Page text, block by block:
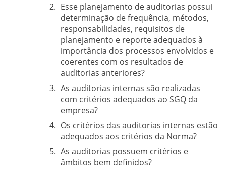
Esse planejamento de auditorias possui
determinação de frequência, métodos,
responsabilidades, requisitos de
planejamento e reporte adequados à
importância dos processos envolvidos e
coerentes com os resultados de
auditorias anteriores?
As auditorias internas são realizadas
com critérios adequados ao SGQ da
empresa?
Os critérios das auditorias internas estão
adequados aos critérios da Norma?
As auditorias possuem critérios e
âmbitos bem definidos?